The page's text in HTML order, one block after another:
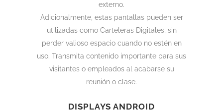
externo.
Adicionalmente, estas pantallas pueden ser
utilizadas como Carteleras Digitales, sin
perder valioso espacio cuando no estén en
uso. Transmita contenido importante para sus
visitantes o empleados al acabarse su
reunión o clase.
DISPLAYS ANDROID